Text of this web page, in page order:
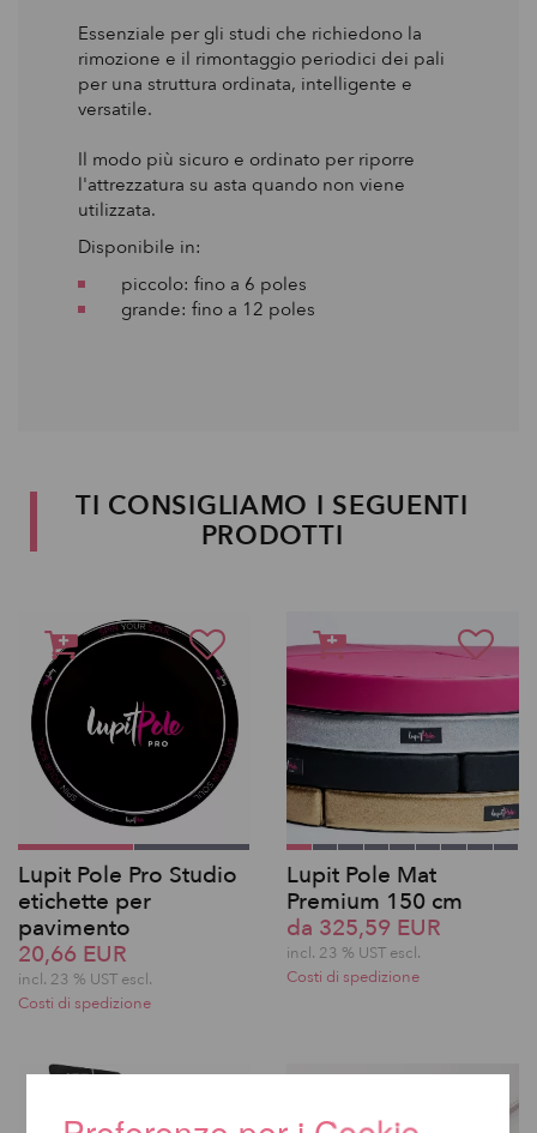
Essenziale per gli studi che richiedono la
rimozione e il rimontaggio periodici dei pali
per una struttura ordinata, intelligente e
versatile.
Il modo più sicuro e ordinato per riporre
l'attrezzatura su asta quando non viene
utilizzata.
Disponibile in:
piccolo: fino a 6 poles
grande: fino a 12 poles
TI CONSIGLIAMO I SEGUENTI
PRODOTTI
Lupit Pole Pro Studio
etichette per
pavimento
20,66 EUR
incl. 23 % UST escl.
Costi di spedizione
Lupit Pole Mat
Premium 150 cm
da 325,59 EUR
incl. 23 % UST escl.
Costi di spedizione